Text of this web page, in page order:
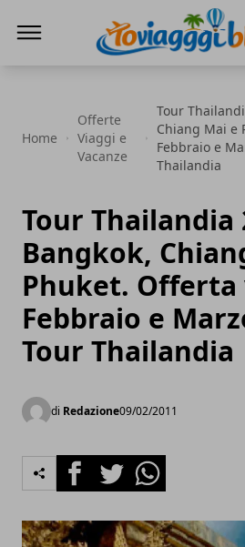
Home
Offerte
Viaggi e
Vacanze
Tour
Chiang Mai e
Febbraio e
Thailandia
Tour Thailandia
Bangkok,
Phuket. Offerta
Febbraio e
Tour Thailandia
di Redazione09/02/2011
FacebookTwitterWhatsapp